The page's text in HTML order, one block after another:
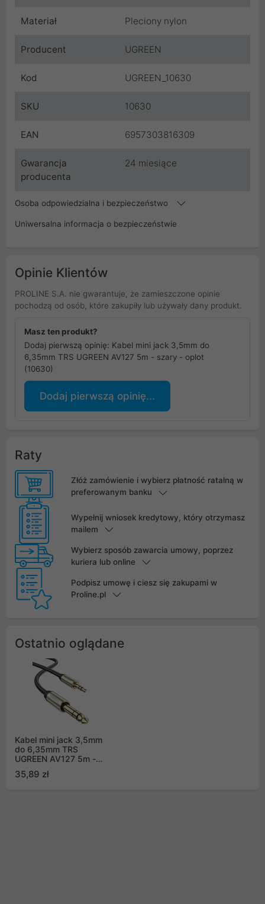
Materiał Pleciony nylon
Producent UGREEN
Kod UGREEN_10630
SKU 10630
EAN 6957303816309
Gwarancja
producenta
24 miesiące
Osoba odpowiedzialna i bezpieczeństwo
Uniwersalna informacja o bezpieczeństwie
Opinie Klientów
PROLINE S.A. nie gwarantuje, że zamieszczone opinie
pochodzą od osób, które zakupiły lub używały dany produkt.
Masz ten produkt?
Dodaj pierwszą opinię: Kabel mini jack 3,5mm do
6,35mm TRS UGREEN AV127 5m - szary - oplot
(10630)
Dodaj pierwszą opinię...
Raty
Złóż zamówienie i wybierz płatność ratalną w
preferowanym banku
Wypełnij wniosek kredytowy, który otrzymasz
mailem
Wybierz sposób zawarcia umowy, poprzez
kuriera lub online
Podpisz umowę i ciesz się zakupami w
Proline.pl
Ostatnio oglądane
Kabel mini jack 3,5mm
do 6,35mm TRS
UGREEN AV127 5m -
35,89 zł